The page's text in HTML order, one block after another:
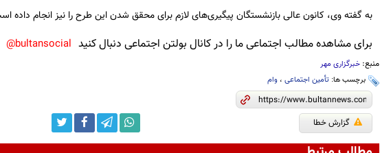
به گفته وی، کانون عالی بازنشستگان پیگیری‌های لازم برای محقق شدن این طرح را نیز انجام داده
برای مشاهده مطالب اجتماعی ما را در کانال بولتن اجتماعی دنبال کنید bultansocial@
منبع: خبرگزاری مهر
برچسب ها: تأمین اجتماعی، وام
گزارش خطا